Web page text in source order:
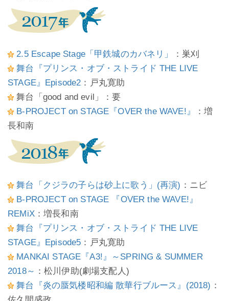
2.5 Escape Stage「甲鉄城のカバネリ」
：巣刈
舞台『プリンス・オブ・ストライド THE LIVE
STAGE』Episode2 ：戸丸寛助
舞台「good and evil」：要
B-PROJECT on STAGE『OVER the WAVE!』
：増
長和南
舞台「クジラの子らは砂上に歌う」(再演) ：ニビ
B-PROJECT on STAGE 『OVER the WAVE!』
REMiX：増長和南
舞台『プリンス・オブ・ストライド THE LIVE
STAGE』Episode5 ：戸丸寛助
MANKAI STAGE『A3!』～SPRING & SUMMER
2018～ ：松川伊助(劇場支配人)
舞台『炎の蜃気楼昭和編 散華行ブルース』(2018) ：